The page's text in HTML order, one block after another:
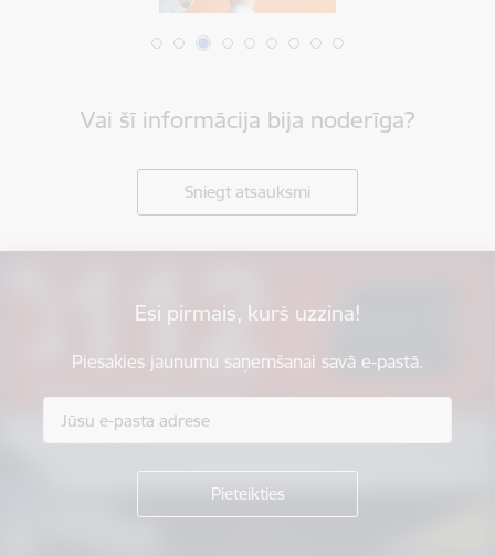
Vai šī informācija bija noderīga?
Sniegt atsauksmi
Esi pirmais, kurš uzzina!
Piesakies jaunumu saņemšanai savā e-pastā.